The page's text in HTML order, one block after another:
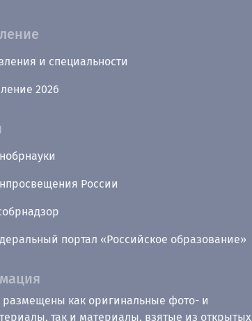
и специальности
2026
России
портал «Российское образование»
размещены как оригинальные фото- и
так и материалы, взятые из открытых